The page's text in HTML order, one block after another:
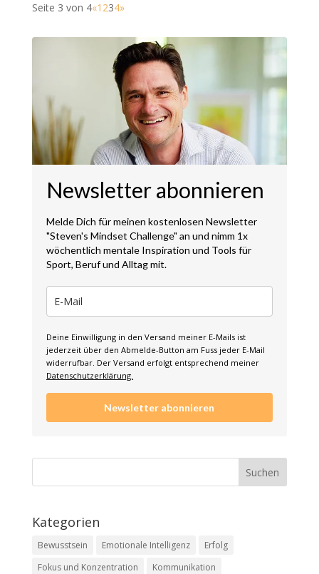
Seite 3 von 4«1 234»
Newsletter abonnieren
Melde Dich für meinen kostenlosen Newsletter
"Steven's Mindset Challenge" an und nimm 1x
wöchentlich mentale Inspiration und Tools für
Sport, Beruf und Alltag mit.
Deine Einwilligung in den Versand meiner E-Mails ist
jederzeit über den Abmelde-Button am Fuss jeder E-Mail
widerrufbar. Der Versand erfolgt entsprechend meiner
Datenschutzerklärung.
Newsletter abonnieren
Kategorien
Bewusstsein Emotionale Intelligenz
Erfolg
Fokus und Konzentration
Kommunikation